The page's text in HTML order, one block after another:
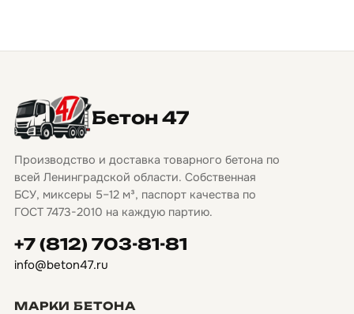
Бетон 47
Производство и доставка товарного бетона по
всей Ленинградской области. Собственная
БСУ, миксеры 5–12 м³, паспорт качества по
ГОСТ 7473-2010 на каждую партию.
+7 (812) 703-81-81
info@beton47.ru
МАРКИ БЕТОНА